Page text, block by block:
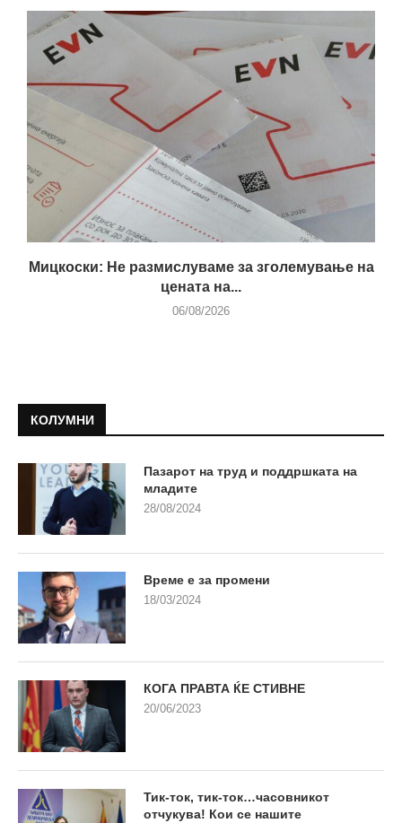
Мицкоски: Не размислуваме за зголемување на
цената на...
06/08/2026
КОЛУМНИ
Пазарот на труд и поддршката на
младите
28/08/2024
Време е за промени
18/03/2024
КОГА ПРАВТА ЌЕ СТИВНЕ
20/06/2023
Тик-ток, тик-ток…часовникот
отчукува! Кои се нашите